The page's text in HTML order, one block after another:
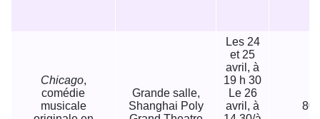
Chicago,
comédie
musicale
Grande salle,
Shanghai Poly
Les 24
et 25
avril, à
19 h 30
Le 26
avril, à